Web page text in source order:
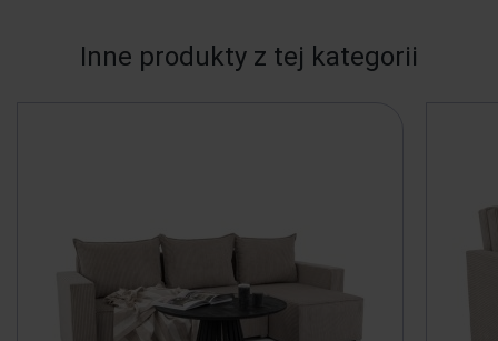
Inne produkty z tej kategorii